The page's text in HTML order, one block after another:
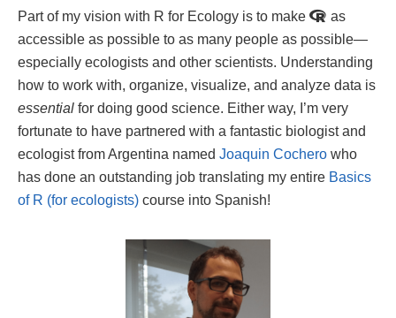
Part of my vision with R for Ecology is to make
as
accessible as possible to as many people as possible—
especially ecologists and other scientists. Understanding
how to work with, organize, visualize, and analyze data is
essential for doing good science. Either way, I’m very
fortunate to have partnered with a fantastic biologist and
ecologist from Argentina named Joaquin Cochero who
has done an outstanding job translating my entire Basics
of R (for ecologists) course into Spanish!